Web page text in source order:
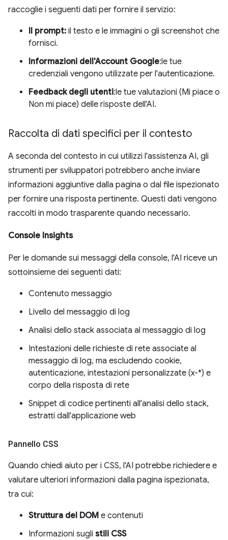
raccoglie i seguenti dati per fornire il servizio:
Il prompt: il testo e le immagini o gli screenshot che
fornisci.
Informazioni dell'Account Google:le tue
credenziali vengono utilizzate per l'autenticazione.
Feedback degli utenti:le tue valutazioni (Mi piace o
Non mi piace) delle risposte dell'AI.
Raccolta di dati specifici per il contesto
A seconda del contesto in cui utilizzi l'assistenza AI, gli
strumenti per sviluppatori potrebbero anche inviare
informazioni aggiuntive dalla pagina o dal file ispezionato
per fornire una risposta pertinente. Questi dati vengono
raccolti in modo trasparente quando necessario.
Console Insights
Per le domande sui messaggi della console, l'AI riceve un
sottoinsieme dei seguenti dati:
Contenuto messaggio
Livello del messaggio di log
Analisi dello stack associata al messaggio di log
Intestazioni delle richieste di rete associate al
messaggio di log, ma escludendo cookie,
autenticazione, intestazioni personalizzate (x-*) e
corpo della risposta di rete
Snippet di codice pertinenti all'analisi dello stack,
estratti dall'applicazione web
Pannello CSS
Quando chiedi aiuto per i CSS, l'AI potrebbe richiedere e
valutare ulteriori informazioni dalla pagina ispezionata,
tra cui:
Struttura del DOM e contenuti
Informazioni sugli stili CSS